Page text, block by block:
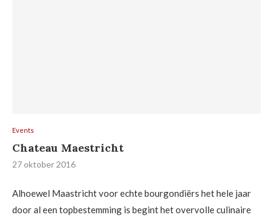
Events
Chateau Maestricht
27 oktober 2016
Alhoewel Maastricht voor echte bourgondiërs het hele jaar
door al een topbestemming is begint het overvolle culinaire